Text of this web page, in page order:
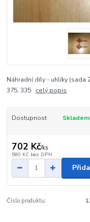
Náhradní díly - uhlíky (sada
375, 335 celý popis
Dostupnost Skladem
702 Kč/ks
580 Kč bez DPH
Číslo produktu: